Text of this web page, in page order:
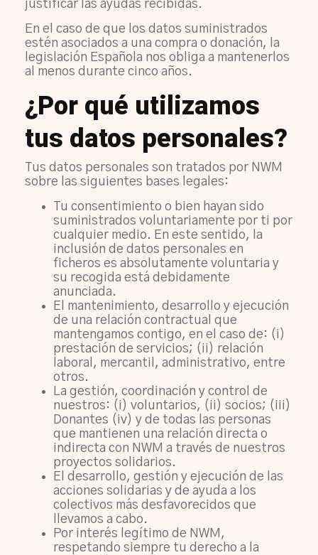
justificar las ayudas recibidas.
En el caso de que los datos suministrados
estén asociados a una compra o donación, la
legislación Española nos obliga a mantenerlos
al menos durante cinco años.
¿Por qué utilizamos
tus datos personales?
Tus datos personales son tratados por NWM
sobre las siguientes bases legales:
Tu consentimiento o bien hayan sido
suministrados voluntariamente por ti por
cualquier medio. En este sentido, la
inclusión de datos personales en
ficheros es absolutamente voluntaria y
su recogida está debidamente
anunciada.
El mantenimiento, desarrollo y ejecución
de una relación contractual que
mantengamos contigo, en el caso de: (i)
prestación de servicios; (ii) relación
laboral, mercantil, administrativo, entre
otros.
La gestión, coordinación y control de
nuestros: (i) voluntarios, (ii) socios; (iii)
Donantes (iv) y de todas las personas
que mantienen una relación directa o
indirecta con NWM a través de nuestros
proyectos solidarios.
El desarrollo, gestión y ejecución de las
acciones solidarias y de ayuda a los
colectivos más desfavorecidos que
llevamos a cabo.
Por interés legítimo de NWM,
respetando siempre tu derecho a la